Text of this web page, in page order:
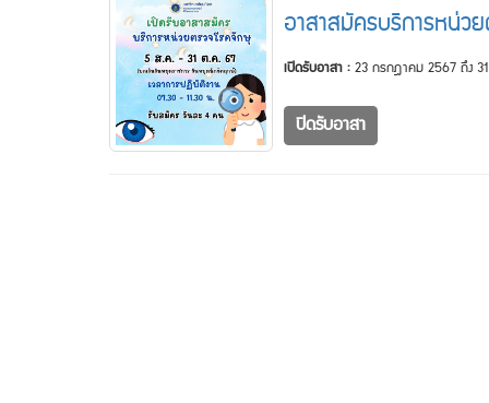
อาสาสมัครบริการหน่ว
เปิดรับอาสา :23 กรกฎาคม 2567 ถึง
ปิดรับอาสา